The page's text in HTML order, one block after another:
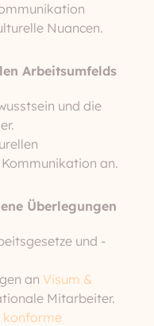
Nuancen.
Arbeitsumfelds
und die
an.
Überlegungen
und -
an Visum &
Mitarbeiter.
konforme